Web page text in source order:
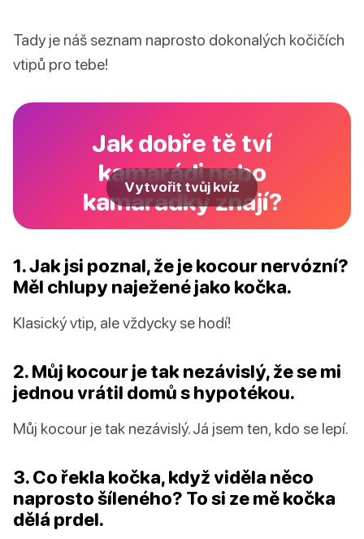
Tady je náš seznam naprosto dokonalých kočičích
vtipů pro tebe!
Jak dobře tě tví
kamarádi nebo
kamarádky znají?
Vytvořit tvůj kvíz
1. Jak jsi poznal, že je kocour nervózní?
Měl chlupy naježené jako kočka.
Klasický vtip, ale vždycky se hodí!
2. Můj kocour je tak nezávislý, že se mi
jednou vrátil domů s hypotékou.
Můj kocour je tak nezávislý. Já jsem ten, kdo se lepí.
3. Co řekla kočka, když viděla něco
naprosto šíleného? To si ze mě kočka
dělá prdel.